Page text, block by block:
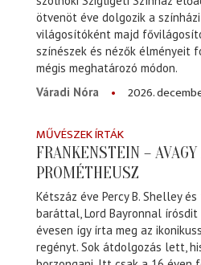
ötvenöt éve dolgozik a
világosítóként majd
színészek és nézők
mégis meghatározó módon.
Váradi Nóra
2026.
MŰVÉSZEK ÍRTÁK
FRANKENSTEIN –
PROMÉTHEUSZ
Kétszáz éve Percy B. Shelley
baráttal, Lord Bayronnal
évesen így írta meg az
regényt. Sok átdolgozás lett,